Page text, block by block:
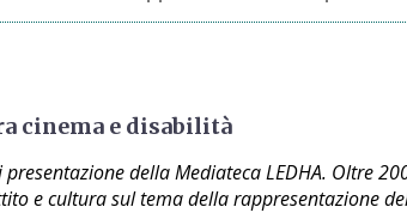
cinema e disabilità
della Mediateca LEDHA. Oltre
e cultura sul tema della rappresentazione